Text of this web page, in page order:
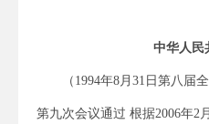
中华人民
（1994年8月31日第八届
第九次会议通过 根据2006年2